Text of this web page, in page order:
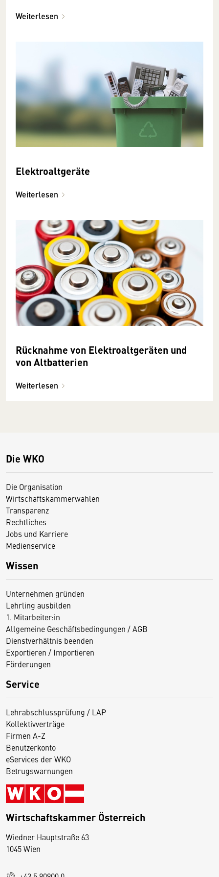
Weiterlesen
Elektroaltgeräte
Weiterlesen
Rücknahme von Elektroaltgeräten und
von Altbatterien
Weiterlesen
Die WKO
Die Organisation
Wirtschaftskammerwahlen
Transparenz
Rechtliches
Jobs und Karriere
Medienservice
Wissen
Unternehmen gründen
Lehrling ausbilden
1. Mitarbeiter:in
Allgemeine Geschäftsbedingungen / AGB
Dienstverhältnis beenden
Exportieren / Importieren
Förderungen
Service
Lehrabschlussprüfung / LAP
Kollektivverträge
Firmen A-Z
Benutzerkonto
eServices der WKO
Betrugswarnungen
Wirtschaftskammer Österreich
Wiedner Hauptstraße 63
1045 Wien
D